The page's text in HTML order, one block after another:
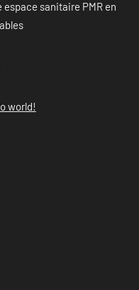
sanitaire PMR en
world!